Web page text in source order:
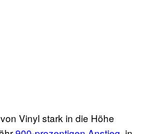
Vinyl stark in die Höhe